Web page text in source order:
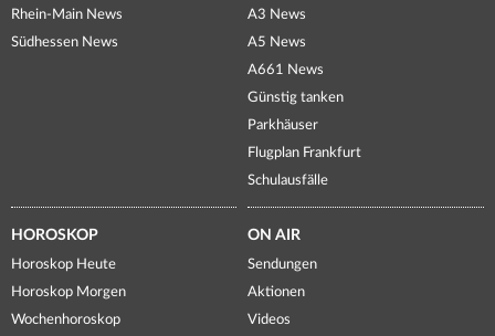
Rhein-Main News
Südhessen News
A3 News
A5 News
A661 News
Günstig tanken
Parkhäuser
Flugplan Frankfurt
Schulausfälle
HOROSKOP
Horoskop Heute
Horoskop Morgen
Wochenhoroskop
ON AIR
Sendungen
Aktionen
Videos